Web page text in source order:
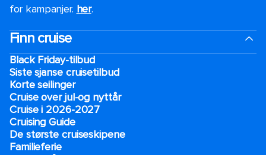
for kampanjer. her.
Finn cruise
Black Friday-tilbud
Siste sjanse cruisetilbud
Korte seilinger
Cruise over jul-og nyttår
Cruise i 2026-2027
Cruising Guide
De største cruiseskipene
Familieferie